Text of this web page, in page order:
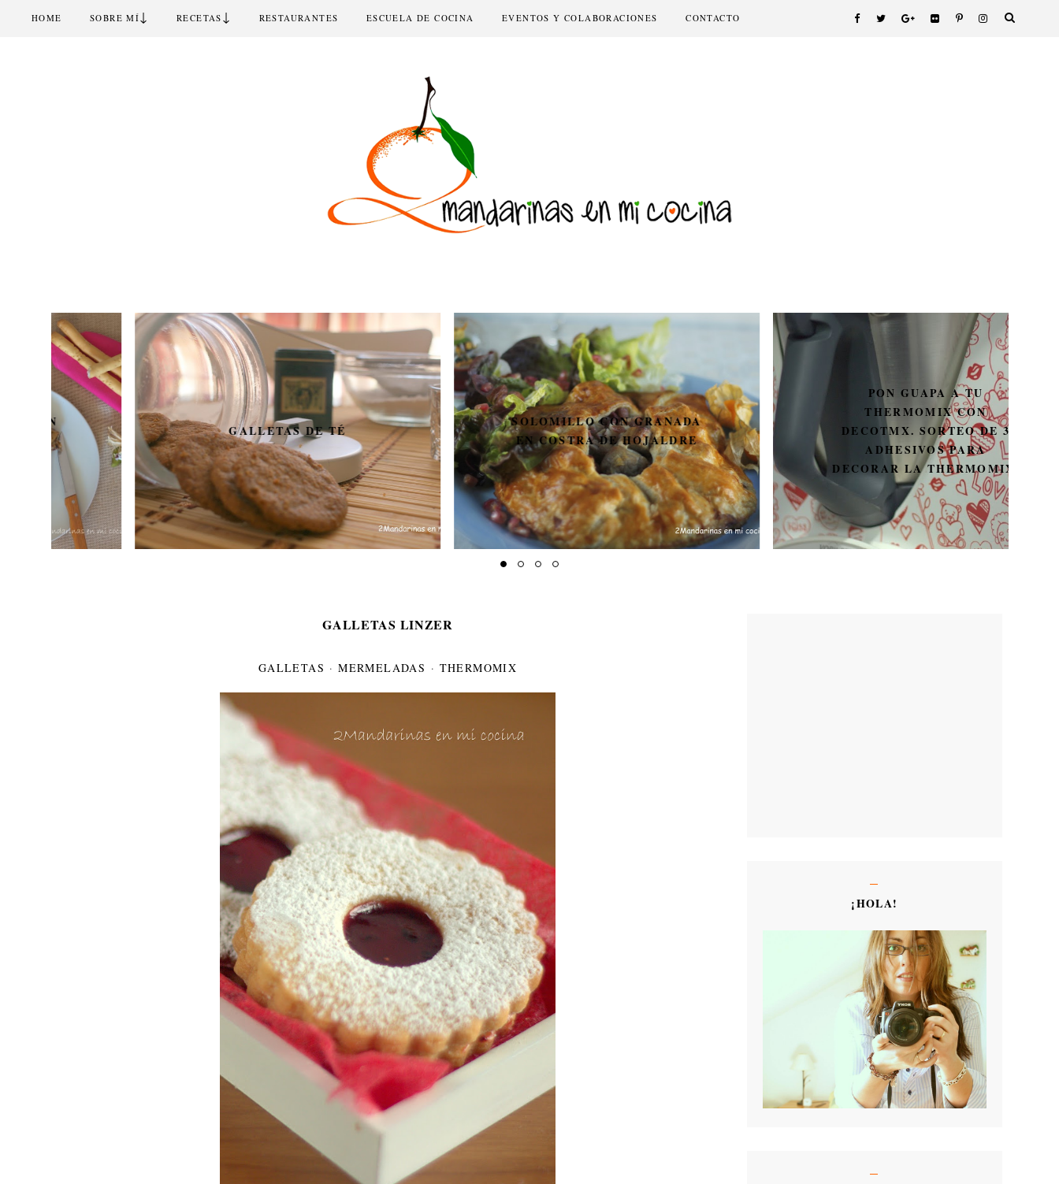
HOME SOBRE MÍ↓ RECETAS ↓ RESTAURANTES ESCUELA DE COCINA EVENTOS Y COLABORACIONES CONTACTO
GALLETAS DE TÉ
SOLOMILLO CON GRANADA
EN COSTRA DE HOJALDRE
PON GUAPA A TU
THERMOMIX CON
DECOTMX. SORTEO DE 3
ADHESIVOS PARA
DECORAR LA THERMOMIX.
GALLETAS LINZER
GALLETAS ·MERMELADAS · THERMOMIX
¡HOLA!